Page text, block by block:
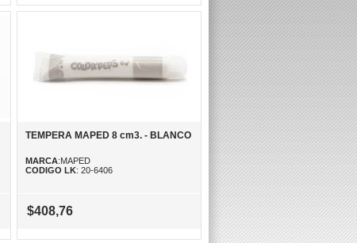
TEMPERA MAPED 8 cm3. - BLANCO
MARCA:MAPED
CODIGO LK: 20-6406
$408,76